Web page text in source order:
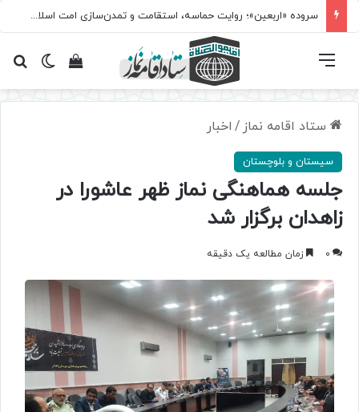
سروده‌ «اربعین»؛ روایت حماسه، استقامت و تمدن‌سازی امت اسلامی
تغییرمشاهده فهرست
ستاد اقامه نماز / اخبار
سیستان و بلوچستان
جلسه هماهنگی نماز ظهر عاشورا در
زاهدان برگزار شد
0 زمان مطالعه یک دقیقه